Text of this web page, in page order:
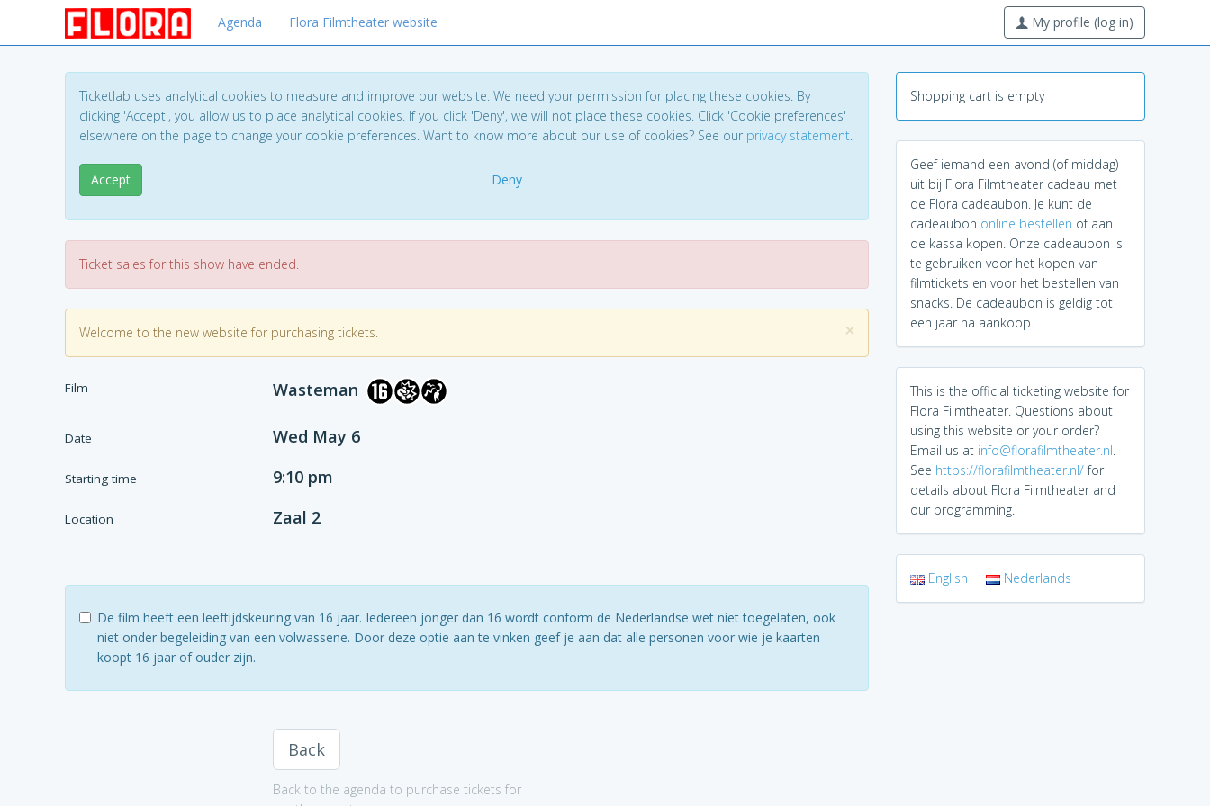
Agenda Flora Filmtheater website My profile (log in)
Ticketlab uses analytical cookies to measure and improve our website. We need your permission for placing these cookies. By
clicking 'Accept', you allow us to place analytical cookies. If you click 'Deny', we will not place these cookies. Click 'Cookie preferences'
elsewhere on the page to change your cookie preferences. Want to know more about our use of cookies? See our privacy statement.
Accept Deny
Ticket sales for this show have ended.
×
Welcome to the new website for purchasing tickets.
Film Wasteman
Date Wed May 6
Starting time 9:10 pm
Location Zaal 2
De film heeft een leeftijdskeuring van 16 jaar. Iedereen jonger dan 16 wordt conform de Nederlandse wet niet toegelaten, ook
niet onder begeleiding van een volwassene. Door deze optie aan te vinken geef je aan dat alle personen voor wie je kaarten
koopt 16 jaar of ouder zijn.
Back
Back to the agenda to purchase tickets for
Shopping cart is empty
Geef iemand een avond (of middag)
uit bij Flora Filmtheater cadeau met
de Flora cadeaubon. Je kunt de
cadeaubon online bestellen of aan
de kassa kopen. Onze cadeaubon is
te gebruiken voor het kopen van
filmtickets en voor het bestellen van
snacks. De cadeaubon is geldig tot
een jaar na aankoop.
This is the official ticketing website for
Flora Filmtheater. Questions about
using this website or your order?
Email us at info@florafilmtheater.nl.
See https://florafilmtheater.nl/for
details about Flora Filmtheater and
our programming.
English Nederlands